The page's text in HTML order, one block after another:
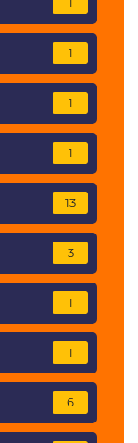
1
1
1
13
3
1
1
6